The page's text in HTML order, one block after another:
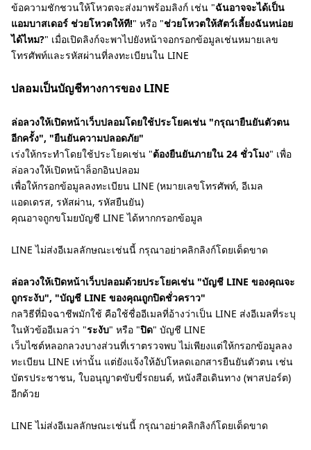
ข้อความชักชวนให้โหวตจะส่งมาพร้อมลิงก์ เช่น "ฉันอาจจะได้เป็น
แอมบาสเดอร์ ช่วยโหวตให้ที!" หรือ "ช่วยโหวตให้สัตว์เลี้ยงฉันหน่อย
ได้ไหม?" เมื่อเปิดลิงก์จะพาไปยังหน้าจอกรอกข้อมูลเช่นหมายเลข
โทรศัพท์และรหัสผ่านที่ลงทะเบียนใน LINE
ปลอมเป็นบัญชีทางการของ LINE
ล่อลวงให้เปิดหน้าเว็บปลอมโดยใช้ประโยคเช่น "กรุณายืนยันตัวตน
อีกครั้ง", "ยืนยันความปลอดภัย"
เร่งให้กระทำโดยใช้ประโยคเช่น "ต้องยืนยันภายใน 24 ชั่วโมง" เพื่อ
ล่อลวงให้เปิดหน้าล็อกอินปลอม
เพื่อให้กรอกข้อมูลลงทะเบียน LINE (หมายเลขโทรศัพท์, อีเมล
แอดเดรส, รหัสผ่าน, รหัสยืนยัน)
คุณอาจถูกขโมยบัญชี LINE ได้หากกรอกข้อมูล
LINE ไม่ส่งอีเมลลักษณะเช่นนี้ กรุณาอย่าคลิกลิงก์โดยเด็ดขาด
ล่อลวงให้เปิดหน้าเว็บปลอมด้วยประโยคเช่น "บัญชี LINE ของคุณจะ
ถูกระงับ", "บัญชี LINE ของคุณถูกปิดชั่วคราว"
กลวิธีที่มิจฉาชีพมักใช้ คือใช้ชื่ออีเมลที่อ้างว่าเป็น LINE ส่งอีเมลที่ระบุ
ในหัวข้ออีเมลว่า "ระงับ" หรือ "ปิด" บัญชี LINE
เว็บไซต์หลอกลวงบางส่วนที่เราตรวจพบ ไม่เพียงแต่ให้กรอกข้อมูลลง
ทะเบียน LINE เท่านั้น แต่ยังแจ้งให้อัปโหลดเอกสารยืนยันตัวตน เช่น
บัตรประชาชน, ใบอนุญาตขับขี่รถยนต์, หนังสือเดินทาง (พาสปอร์ต)
อีกด้วย
LINE ไม่ส่งอีเมลลักษณะเช่นนี้ กรุณาอย่าคลิกลิงก์โดยเด็ดขาด